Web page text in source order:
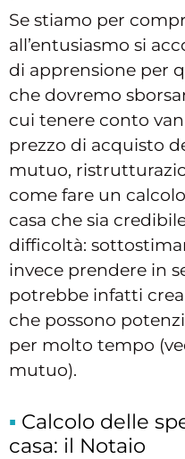
Se stiamo per
all’entusiasmo si
di apprensione per
che dovremo
cui tenere conto
prezzo di acquisto
mutuo,
come fare un
casa che sia
difficoltà:
invece prendere in
potrebbe infatti
che possono
per molto tempo
mutuo).
Calcolo delle
casa: il Notaio